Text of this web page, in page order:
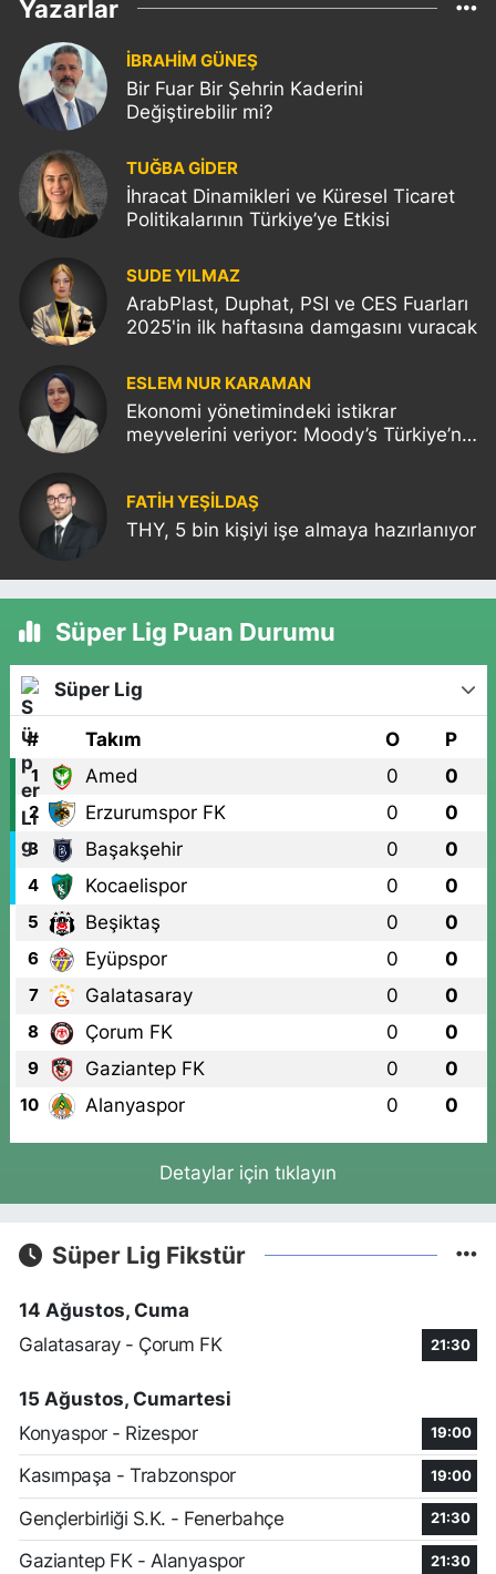
Yazarlar
İBRAHİM GÜNEŞ
Bir Fuar Bir Şehrin Kaderini
Değiştirebilir mi?
TUĞBA GİDER
İhracat Dinamikleri ve Küresel Ticaret
Politikalarının Türkiye’ye Etkisi
SUDE YILMAZ
ArabPlast, Duphat, PSI ve CES Fuarları
2025'in ilk haftasına damgasını vuracak
ESLEM NUR KARAMAN
Ekonomi yönetimindeki istikrar
meyvelerini veriyor: Moody’s Türkiye’nin
FATIH YEŞİLDAŞ
THY, 5 bin kişiyi işe almaya hazırlanıyor
Süper Lig Puan Durumu
Süper Lig
# Takım O P
1 Amed 0 0
2 Erzurumspor FK 0 0
3 Başakşehir 0 0
4 Kocaelispor 0 0
5 Beşiktaş 0 0
6 Eyüpspor 0 0
7 Galatasaray 0 0
8 Çorum FK 0 0
9 Gaziantep FK 0 0
10 Alanyaspor 0 0
Detaylar için tıklayın
Süper Lig Fikstür
14 Ağustos, Cuma
Galatasaray - Çorum FK
21:30
15 Ağustos, Cumartesi
Konyaspor - Rizespor
19:00
Kasımpaşa - Trabzonspor 19:00
Gençlerbirliği S.K. - Fenerbahçe 21:30
Gaziantep FK - Alanyaspor 21:30